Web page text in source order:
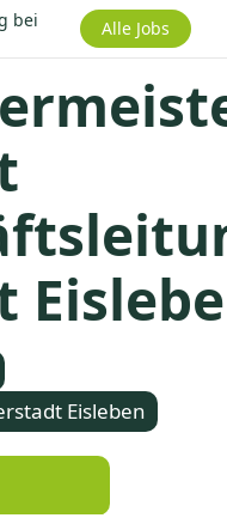
bei Alle Jobs
Eisleben